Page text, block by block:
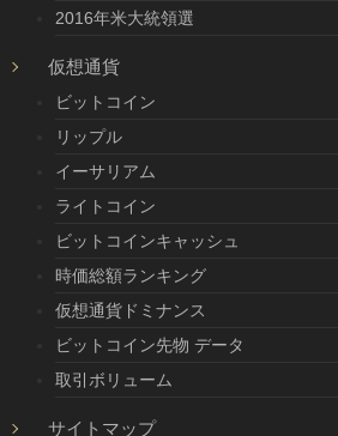
2016年米大統領選
仮想通貨
ビットコイン
リップル
イーサリアム
ライトコイン
ビットコインキャッシュ
時価総額ランキング
仮想通貨ドミナンス
ビットコイン先物 データ
取引ボリューム
サイトマップ